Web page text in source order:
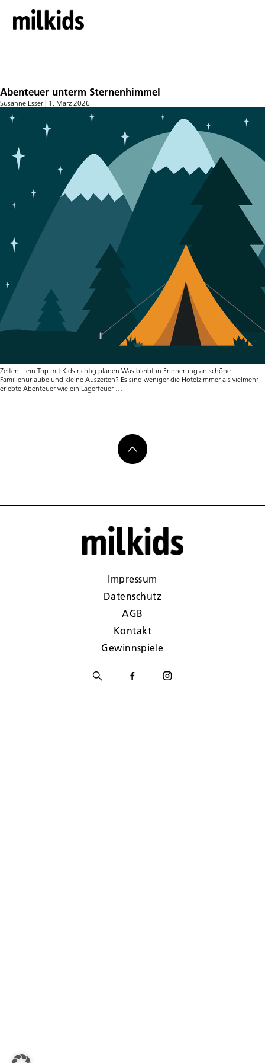
Abenteuer unterm Sternenhimmel
Susanne Esser | 1. März 2026
Zelten – ein Trip mit Kids richtig planen Was bleibt in Erinnerung an schöne
Familienurlaube und kleine Auszeiten? Es sind weniger die Hotelzimmer als vielmehr
erlebte Abenteuer wie ein Lagerfeuer
Impressum
Datenschutz
AGB
Kontakt
Gewinnspiele